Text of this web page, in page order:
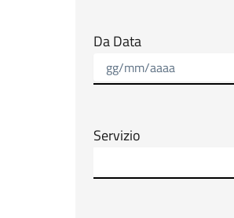
Da Data
Servizio